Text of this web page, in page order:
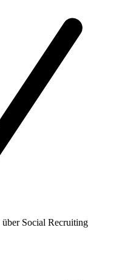
über Social Recruiting